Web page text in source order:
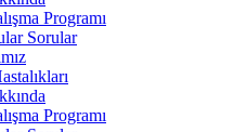
Programı
Sorular
Programı